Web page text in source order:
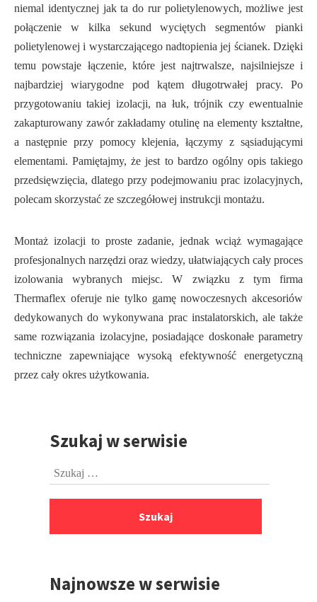
niemal identycznej jak ta do rur polietylenowych, możliwe jest
połączenie w kilka sekund wyciętych segmentów pianki
polietylenowej i wystarczającego nadtopienia jej ścianek. Dzięki
temu powstaje łączenie, które jest najtrwalsze, najsilniejsze i
najbardziej wiarygodne pod kątem długotrwałej pracy. Po
przygotowaniu takiej izolacji, na łuk, trójnik czy ewentualnie
zakapturowany zawór zakładamy otulinę na elementy kształtne,
a następnie przy pomocy klejenia, łączymy z sąsiadującymi
elementami. Pamiętajmy, że jest to bardzo ogólny opis takiego
przedsięwzięcia, dlatego przy podejmowaniu prac izolacyjnych,
polecam skorzystać ze szczegółowej instrukcji montażu.
Montaż izolacji to proste zadanie, jednak wciąż wymagające
profesjonalnych narzędzi oraz wiedzy, ułatwiających cały proces
izolowania wybranych miejsc. W związku z tym firma
Thermaflex oferuje nie tylko gamę nowoczesnych akcesoriów
dedykowanych do wykonywana prac instalatorskich, ale także
same rozwiązania izolacyjne, posiadające doskonałe parametry
techniczne zapewniające wysoką efektywność energetyczną
przez cały okres użytkowania.
PrzejdźSzukaj w serwisie
Szukaj:
Najnowsze w serwisie